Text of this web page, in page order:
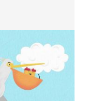
odnesli?